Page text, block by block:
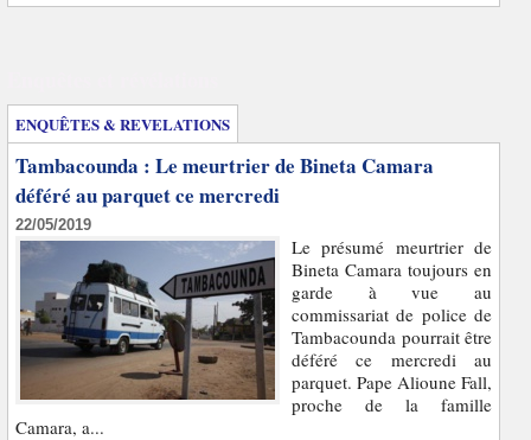
ENQUÊTES & REVELATIONS
Tambacounda : Le meurtrier de Bineta Camara
déféré au parquet ce mercredi
22/05/2019
Le présumé meurtrier de
Bineta Camara toujours en
garde à vue au
commissariat de police de
Tambacounda pourrait être
déféré ce mercredi au
parquet. Pape Alioune Fall,
proche de la famille
Camara, a...